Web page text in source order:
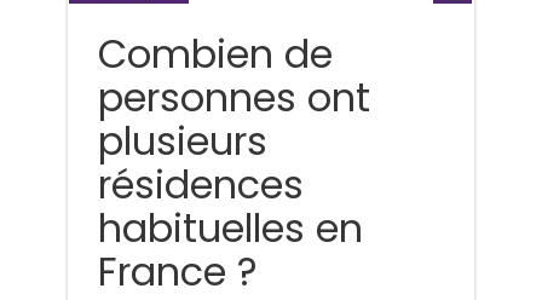
Combien de
personnes ont
plusieurs
résidences
habituelles en
France ?